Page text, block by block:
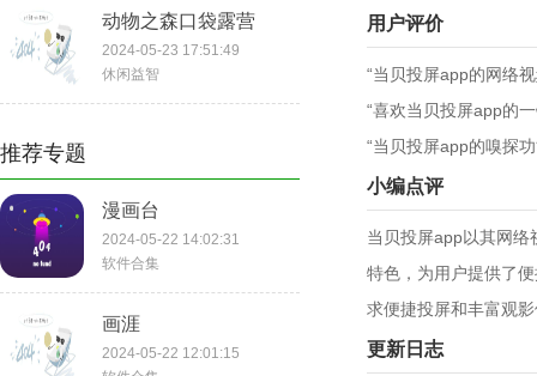
动物之森口袋露营
2024-05-23 17:51:49
休闲益智
推荐专题
漫画台
2024-05-22 14:02:31
软件合集
画涯
2024-05-22 12:01:15
用户评价
“当贝投屏app的网络
“喜欢当贝投屏app的
“当贝投屏app的嗅探
小编点评
当贝投屏app以其网络
特色，为用户提供了
求便捷投屏和丰富观
更新日志